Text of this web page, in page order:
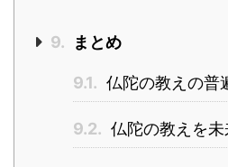
9. まとめ
9.1. 仏陀の教えの普
9.2. 仏陀の教えを